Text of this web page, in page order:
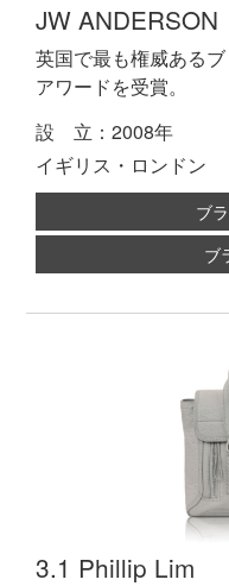
JW ANDERSON
英国で最も権威ある
アワードを受賞。
設 立：2008年
イギリス・ロンドン
ブ
ブ
3.1 Phillip Lim